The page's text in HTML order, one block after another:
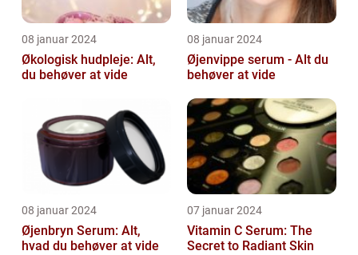
08 januar 2024
Økologisk hudpleje: Alt,
du behøver at vide
08 januar 2024
Øjenvippe serum - Alt du
behøver at vide
08 januar 2024
Øjenbryn Serum: Alt,
hvad du behøver at vide
07 januar 2024
Vitamin C Serum: The
Secret to Radiant Skin